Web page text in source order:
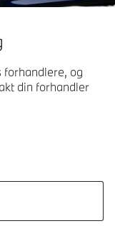
og
din forhandler